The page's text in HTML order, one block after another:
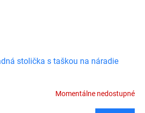
stolička s taškou na náradie
Momentálne nedostupné